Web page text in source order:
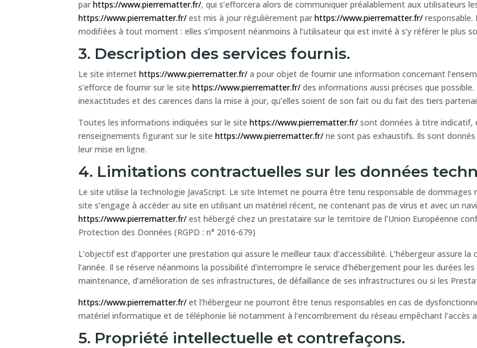
parhttps://www.pierrematter.fr/, qui s’efforcera alors de communiquer préalablement aux utilisateurs
https://www.pierrematter.fr/ est mis à jour régulièrement parhttps://www.pierrematter.fr/
modifiées à tout moment : elles s’imposent néanmoins à l’utilisateur qui est invité à s’y référer le plus
3. Description des services fournis.
Le site internethttps://www.pierrematter.fr/ a pour objet de fournir une information concernant
s’efforce de fournir sur le sitehttps://www.pierrematter.fr/ des informations aussi précises que
inexactitudes et des carences dans la mise à jour, qu’elles soient de son fait ou du fait des tiers
Toutes les informations indiquées sur le sitehttps://www.pierrematter.fr/ sont données à titre indicatif,
renseignements figurant sur le sitehttps://www.pierrematter.fr/ ne sont pas exhaustifs. Ils sont
leur mise en ligne.
4. Limitations contractuelles sur les données
Le site utilise la technologie JavaScript. Le site Internet ne pourra être tenu responsable de dommages
site s’engage à accéder au site en utilisant un matériel récent, ne contenant pas de virus et avec un
https://www.pierrematter.fr/ est hébergé chez un prestataire sur le territoire de l’Union Européenne
Protection des Données (RGPD : n° 2016-679)
L’objectif est d’apporter une prestation qui assure le meilleur taux d’accessibilité. L’hébergeur assure
l’année. Il se réserve néanmoins la possibilité d’interrompre le service d’hébergement pour les durées
maintenance, d’amélioration de ses infrastructures, de défaillance de ses infrastructures ou si les
https://www.pierrematter.fr/ et l’hébergeur ne pourront être tenus responsables en cas de
matériel informatique et de téléphonie lié notamment à l’encombrement du réseau empêchant l’accès
5. Propriété intellectuelle et contrefaçons.